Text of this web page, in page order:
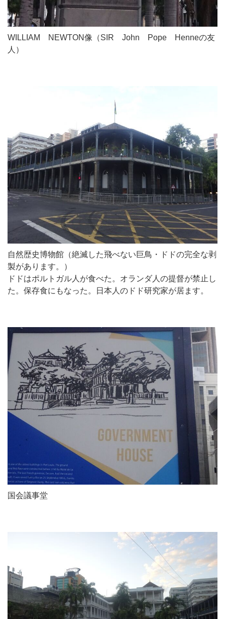
WILLIAM NEWTON像（SIR John Pope Henneの友
人）
自然歴史博物館（絶滅した飛べない巨鳥・ドドの完全な剥
製があります。）
ドドはポルトガル人が食べた。オランダ人の提督が禁止し
た。保存食にもなった。日本人のドド研究家が居ます。
国会議事堂